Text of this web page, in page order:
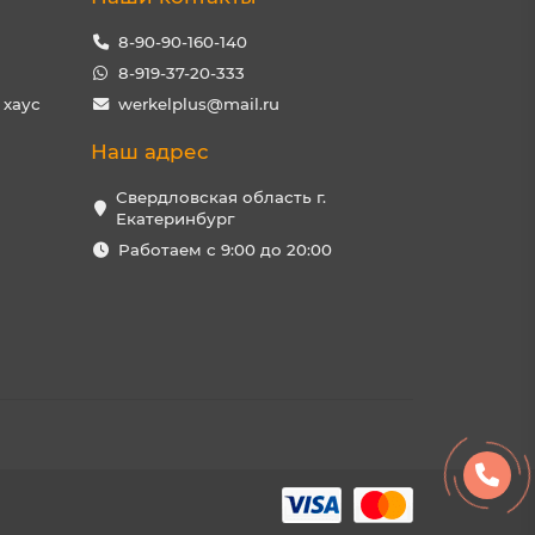
8-90-90-160-140
8-919-37-20-333
werkelplus@mail.ru
Наш адрес
Свердловская область г.
Екатеринбург
Работаем с 9:00 до 20:00